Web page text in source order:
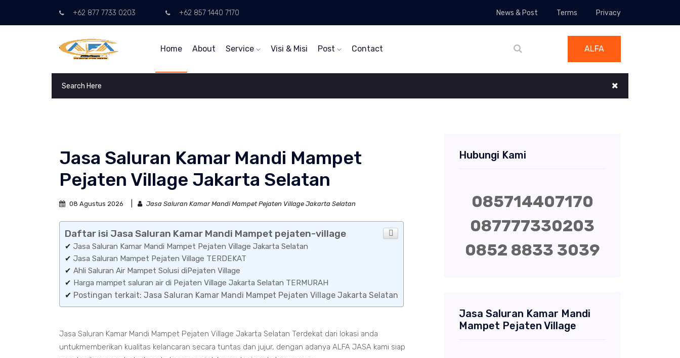
+62 877 7733 0203 +62 857 1440 7170 News & Post Terms Privacy
Home About Service Visi & Misi Post Contact ALFA
Jasa Saluran Kamar Mandi Mampet
Pejaten Village Jakarta Selatan
08 Agustus 2026 Jasa Saluran Kamar Mandi Mampet Pejaten Village Jakarta Selatan
Daftar isi Jasa Saluran Kamar Mandi Mampet pejaten-village
✔ Jasa Saluran Kamar Mandi Mampet Pejaten Village Jakarta Selatan
✔ Jasa Saluran Mampet Pejaten Village TERDEKAT
✔ Ahli Saluran Air Mampet Solusi diPejaten Village
✔ Harga mampet saluran air di Pejaten Village Jakarta Selatan TERMURAH
✔ Postingan terkait: Jasa Saluran Kamar Mandi Mampet Pejaten Village Jakarta Selatan
Jasa Saluran Kamar Mandi Mampet Pejaten Village Jakarta Selatan Terdekat dari lokasi anda
untukmemberikan kualitas kelancaran secara tuntas dan jujur, dengan adanya ALFA JASA kami siap
Hubungi Kami
085714407170
087777330203
0852 8833 3039
Jasa Saluran Kamar Mandi
Mampet Pejaten Village